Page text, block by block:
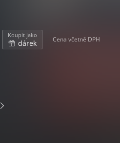
Koupit jako
dárek Cena včetně DPH